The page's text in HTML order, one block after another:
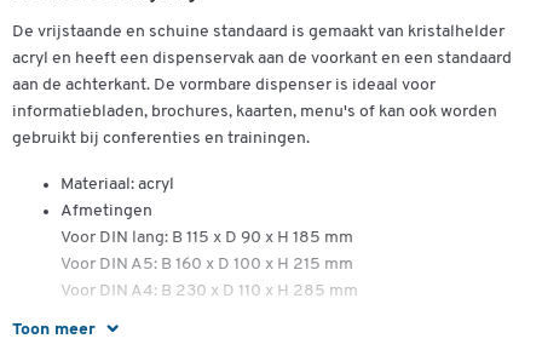
Toon meer
De vrijstaande en schuine standaard is gemaakt van kristalhelder
acryl en heeft een dispenservak aan de voorkant en een standaard
aan de achterkant. De vormbare dispenser is ideaal voor
informatiebladen, brochures, kaarten, menu's of kan ook worden
gebruikt bij conferenties en trainingen.
Materiaal: acryl
Afmetingen
Voor DIN lang: B 115 x D 90 x H 185 mm
Voor DIN A5: B 160 x D 100 x H 215 mm
Voor DIN A4: B 230 x D 110 x H 285 mm